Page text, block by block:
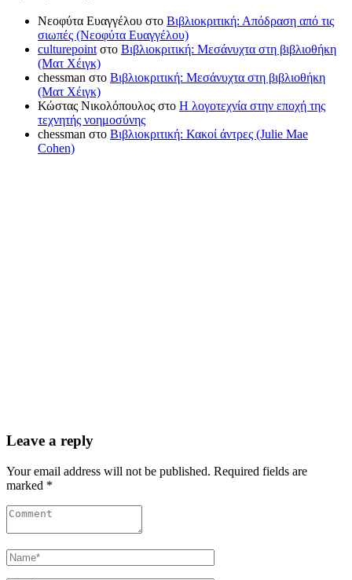
Νεοφύτα Ευαγγέλου στο Βιβλιοκριτική: Απόδραση από τις
σιωπές (Νεοφύτα Ευαγγέλου)
culturepointστο Βιβλιοκριτική: Μεσάνυχτα στη βιβλιοθήκη
(Ματ Χέιγκ)
chessman στο Βιβλιοκριτική: Μεσάνυχτα στη βιβλιοθήκη
(Ματ Χέιγκ)
Κώστας Νικολόπουλος στο Η λογοτεχνία στην εποχή της
τεχνητής νοημοσύνης
chessman στο Βιβλιοκριτική: Κακοί άντρες (Julie Mae
Cohen)
Leave a reply
Your email address will not be published. Required fields are
marked *